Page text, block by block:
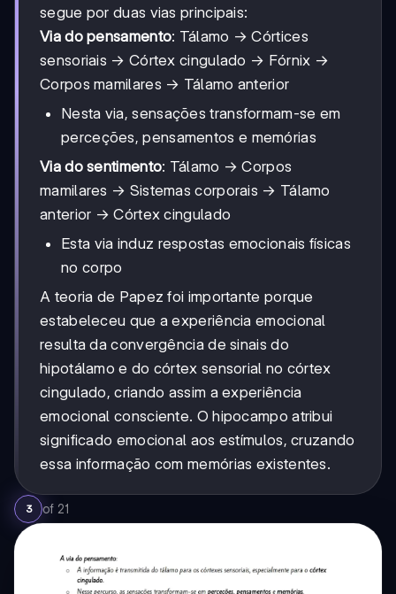
segue por duas vias principais:
Via do pensamento: Tálamo → Córtices
sensoriais → Córtex cingulado → Fórnix →
Corpos mamilares → Tálamo anterior
Nesta via, sensações transformam-se em
perceções, pensamentos e memórias
Via do sentimento: Tálamo → Corpos
mamilares → Sistemas corporais → Tálamo
anterior → Córtex cingulado
Esta via induz respostas emocionais físicas
no corpo
A teoria de Papez foi importante porque
estabeleceu que a experiência emocional
resulta da convergência de sinais do
hipotálamo e do córtex sensorial no córtex
cingulado, criando assim a experiência
emocional consciente. O hipocampo atribui
significado emocional aos estímulos, cruzando
essa informação com memórias existentes.
3 of 21